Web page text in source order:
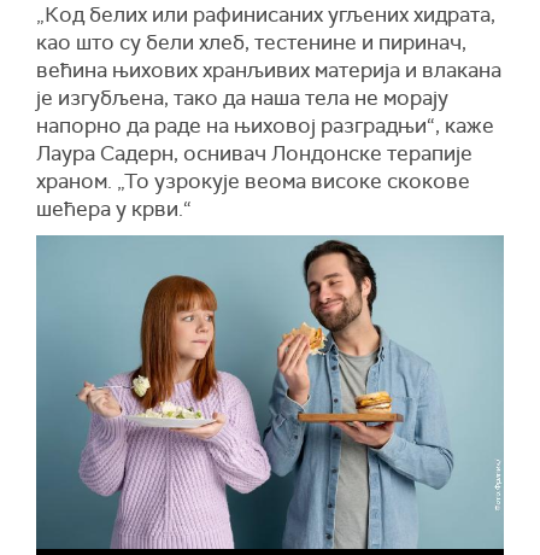
„Код белих или рафинисаних угљених хидрата,
као што су бели хлеб, тестенине и пиринач,
већина њихових хранљивих материја и влакана
је изгубљена, тако да наша тела не морају
напорно да раде на њиховој разградњи“, каже
Лаура Садерн, оснивач Лондонске терапије
храном. „То узрокује веома високе скокове
шећера у крви.“